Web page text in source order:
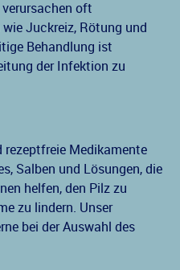
oft
Juckreiz, Rötung und
Behandlung ist
der Infektion zu
rezeptfreie Medikamente
Salben und Lösungen, die
helfen, den Pilz zu
zu lindern. Unser
bei der Auswahl des